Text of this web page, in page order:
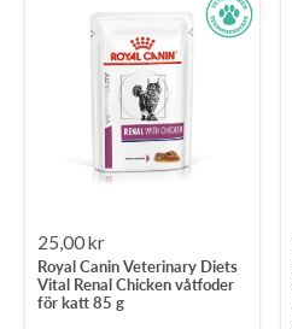
Rea-
pris
25,00 kr
Royal Canin Veterinary Diets
Vital Renal Chicken våtfoder
för katt 85 g